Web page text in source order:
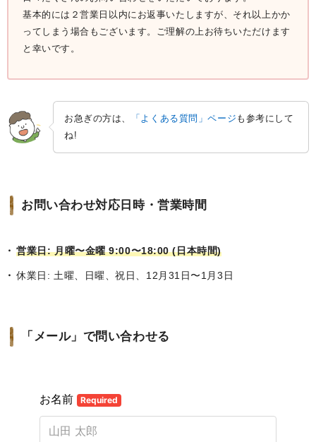
基本的には２営業日以内にお返事いたしますが、それ以上かか
ってしまう場合もございます。ご理解の上お待ちいただけます
と幸いです。
お急ぎの方は、 「よくある質問」ページ も参考にして
ね!
お問い合わせ対応日時・営業時間
営業日: 月曜〜金曜 9:00〜18:00 (日本時間)
休業日: 土曜、日曜、祝日、12月31日〜1月3日
「メール」で問い合わせる